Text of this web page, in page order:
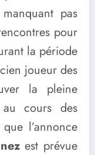
pas
pour
la période
joueur des
la pleine
au cours des
l’annonce
est prévue